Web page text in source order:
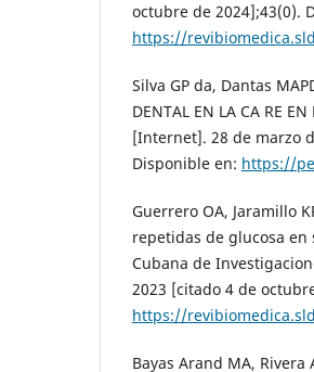
octubre de 2024];43(0).
https://
Silva GP da, Dantas
DENTAL EN LA CA RE
[Internet]. 28 de marzo
Disponible en: https://
Guerrero OA, Jaramillo
repetidas de glucosa en
Cubana de
2023 [citado 4 de
https://
Bayas Arand MA, Rivera